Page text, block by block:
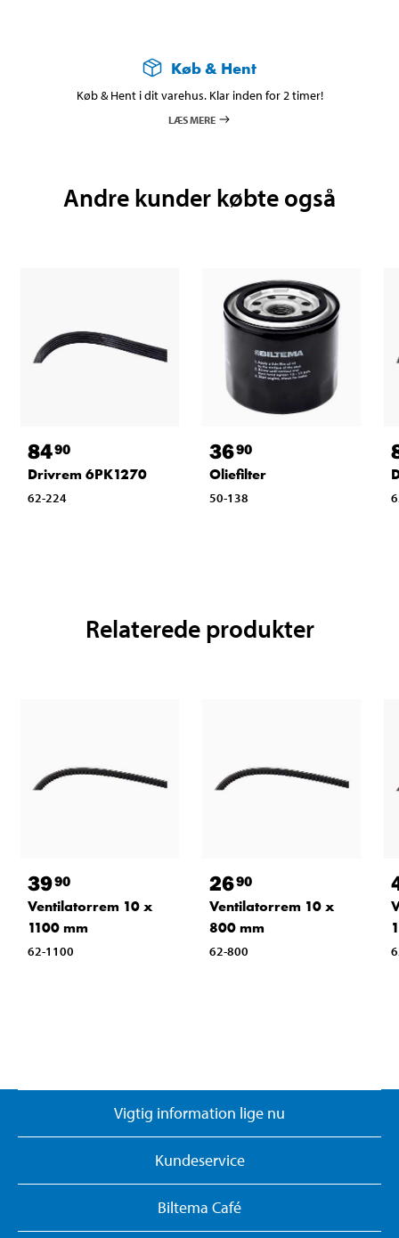
Køb & Hent
Køb & Hent i dit varehus. Klar inden for 2 timer!
LÆS MERE
Andre kunder købte også
8490
Drivrem 6PK1270
62-224
3690
Oliefilter
50-138
Relaterede produkter
3990
Ventilatorrem 10 x
1100 mm
62-1100
2690
Ventilatorrem 10 x
800 mm
62-800
Vigtig information lige nu
Kundeservice
Biltema Café